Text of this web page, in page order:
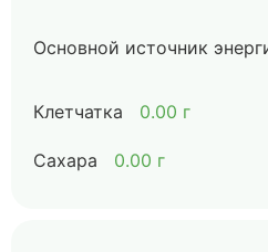
Основной источник
Клетчатка 0.00 г
Сахара 0.00 г